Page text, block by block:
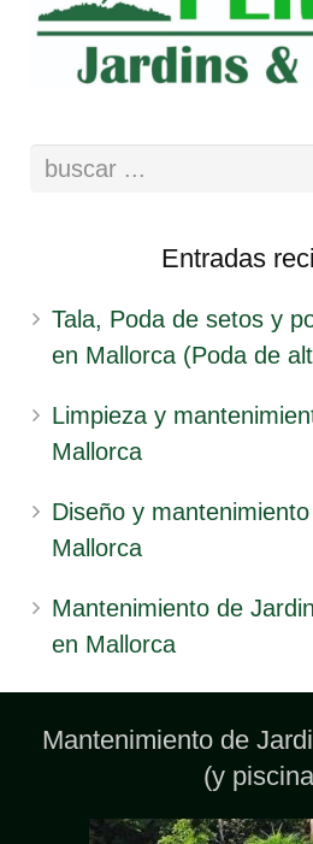
Entradas
Tala, Poda de setos y
en Mallorca (Poda de
Limpieza y
Mallorca
Diseño y
Mallorca
Mantenimiento de
en Mallorca
Mantenimiento de
(y